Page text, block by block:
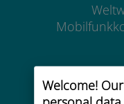
Welcome!